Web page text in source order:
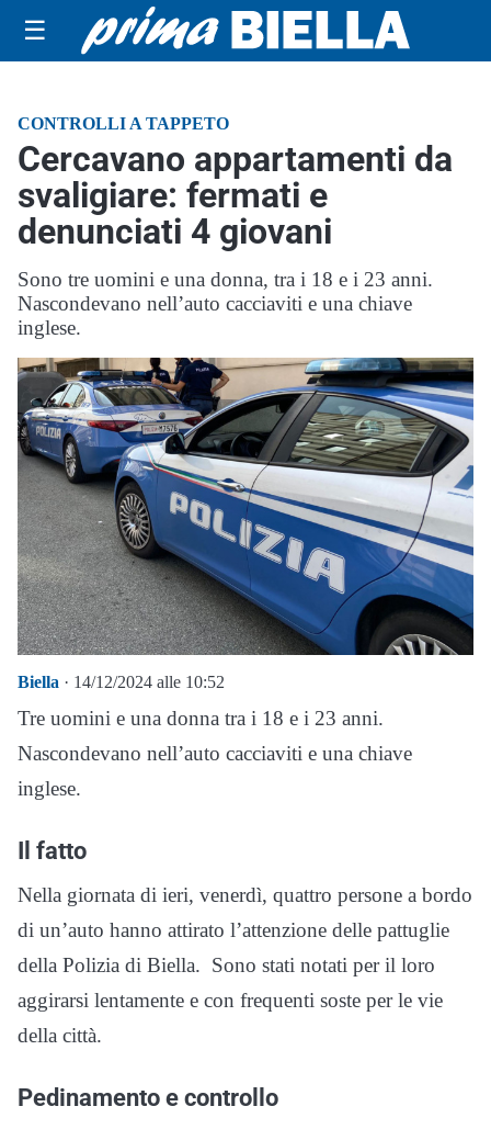
☰
CONTROLLI A TAPPETO
Cercavano appartamenti da
svaligiare: fermati e
denunciati 4 giovani
Sono tre uomini e una donna, tra i 18 e i 23 anni.
Nascondevano nell’auto cacciaviti e una chiave
inglese.
Biella · 14/12/2024 alle 10:52
Tre uomini e una donna tra i 18 e i 23 anni.
Nascondevano nell’auto cacciaviti e una chiave
inglese.
Il fatto
Nella giornata di ieri, venerdì, quattro persone a bordo
di un’auto hanno attirato l’attenzione delle pattuglie
della Polizia di Biella. Sono stati notati per il loro
aggirarsi lentamente e con frequenti soste per le vie
della città.
Pedinamento e controllo